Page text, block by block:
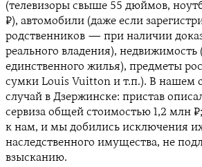
(телевизоры свыше 55 дюймов,
₽), автомобили (даже если
родственников — при наличии
реального владения), недвижимость
единственного жилья), предметы
сумки Louis Vuitton и т.п.). В
случай в Дзержинске: пристав
сервиза общей стоимостью 1,2 млн
к нам, и мы добились исключения
наследственного имущества, не
взысканию.